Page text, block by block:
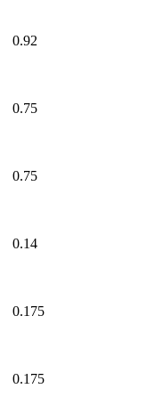
0.92
0.75
0.75
0.14
0.175
0.175